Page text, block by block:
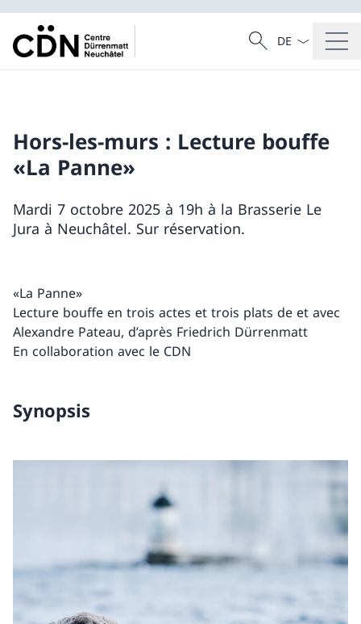
Recherche
Recherche
La langue
Hors-les-murs : Lecture bouffe
«La Panne»
Mardi 7 octobre 2025 à 19h à la Brasserie Le
Jura à Neuchâtel. Sur réservation.
«La Panne»
Lecture bouffe en trois actes et trois plats de et avec
Alexandre Pateau, d’après Friedrich Dürrenmatt
En collaboration avec le CDN
Synopsis